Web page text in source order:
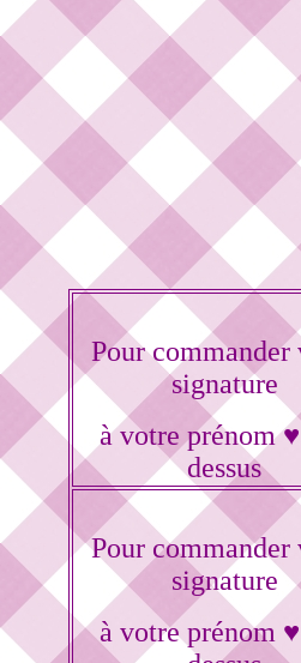
Pour commander
signature
à votre prénom
dessus
Pour commander
signature
à votre prénom